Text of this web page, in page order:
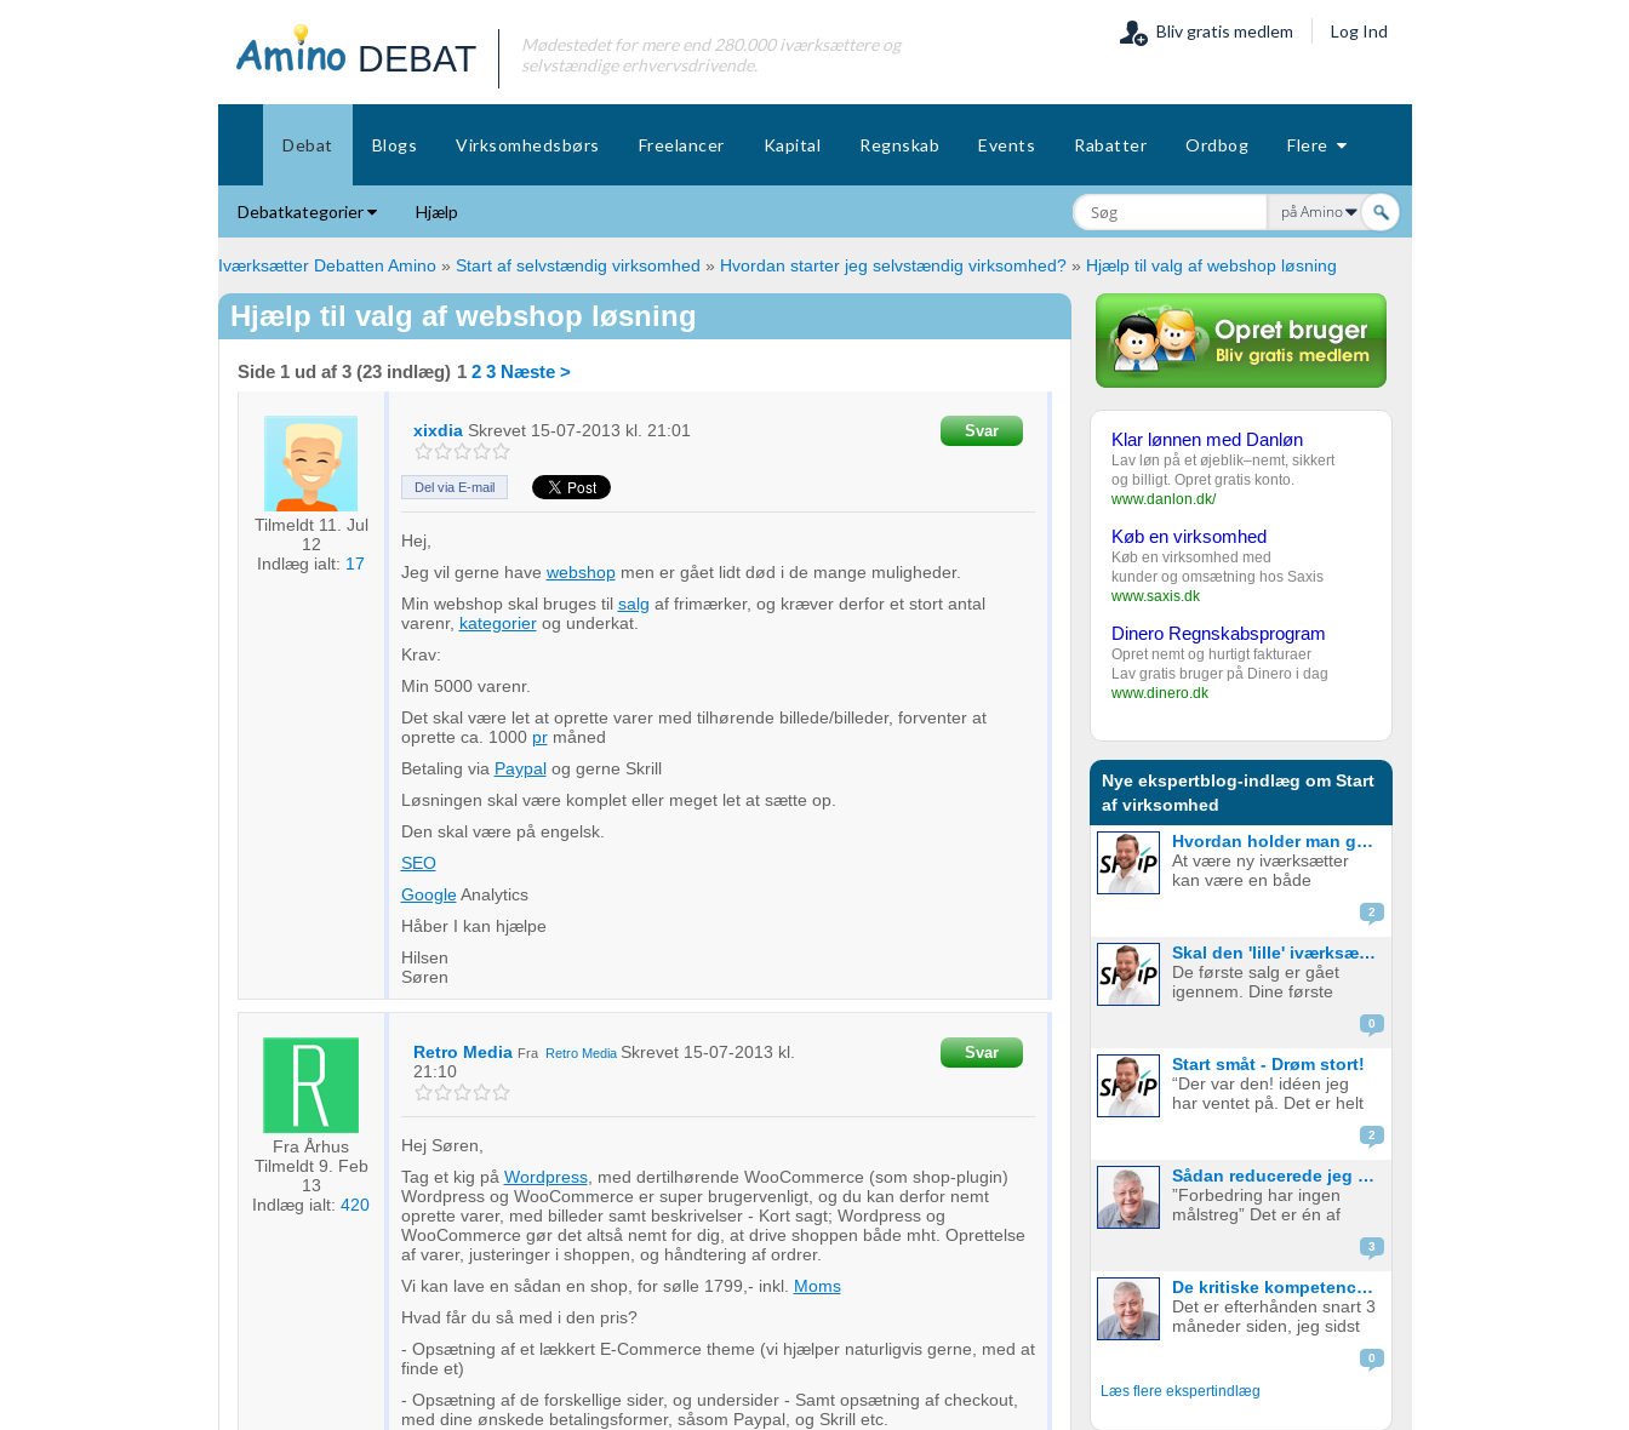
DEBAT
Mødestedet for mere end 280.000 iværksættere og
selvstændige erhvervsdrivende.
Bliv gratis medlem Log Ind
Debat Blogs Virksomhedsbørs Freelancer Kapital Regnskab Events Rabatter Ordbog Flere
Debatkategorier Hjælp på Amino
Iværksætter Debatten Amino » Start af selvstændig virksomhed » Hvordan starter jeg selvstændig virksomhed? » Hjælp til valg af webshop løsning
Hjælp til valg af webshop løsning
Side 1 ud af 3 (23 indlæg) 1 2 3 Næste >
Tilmeldt 11. Jul
12
Indlæg ialt: 17
xixdia Skrevet 15-07-2013 kl. 21:01 Svar
Del via E-mail
Hej,
Jeg vil gerne have webshopmen er gået lidt død i de mange muligheder.
Min webshop skal bruges til salg af frimærker, og kræver derfor et stort antal
varenr, kategorierog underkat.
Krav:
Min 5000 varenr.
Det skal være let at oprette varer med tilhørende billede/billeder, forventer at
oprette ca. 1000 prmåned
Betaling via Paypalog gerne Skrill
Løsningen skal være komplet eller meget let at sætte op.
Den skal være på engelsk.
SEO
GoogleAnalytics
Håber I kan hjælpe
Hilsen
Søren
Fra Århus
Tilmeldt 9. Feb
13
Indlæg ialt: 420
Retro Media Fra Retro Media Skrevet 15-07-2013 kl.
21:10
Svar
Hej Søren,
Tag et kig på Wordpress, med dertilhørende WooCommerce (som shop-plugin)
Wordpress og WooCommerce er super brugervenligt, og du kan derfor nemt
oprette varer, med billeder samt beskrivelser - Kort sagt; Wordpress og
WooCommerce gør det altså nemt for dig, at drive shoppen både mht. Oprettelse
af varer, justeringer i shoppen, og håndtering af ordrer.
Vi kan lave en sådan en shop, for sølle 1799,- inkl. Moms
Hvad får du så med i den pris?
- Opsætning af et lækkert E-Commerce theme (vi hjælper naturligvis gerne, med at
finde et)
- Opsætning af de forskellige sider, og undersider - Samt opsætning af checkout,
med dine ønskede betalingsformer, såsom Paypal, og Skrill etc.
Klar lønnen med Danløn
Lav løn på et øjeblik–nemt, sikkert
og billigt. Opret gratis konto.
www.danlon.dk/
Køb en virksomhed
Køb en virksomhed med
kunder og omsætning hos Saxis
www.saxis.dk
Dinero Regnskabsprogram
Opret nemt og hurtigt fakturaer
Lav gratis bruger på Dinero i dag
www.dinero.dk
Nye ekspertblog-indlæg om Start
af virksomhed
Hvordan holder man gejsten oppe som ny iværksætter?
At være ny iværksætter
kan være en både
følger med at starte egen
virksomhed, er det som
mange jagter, men
2
Skal den 'lille' iværksætter bruge penge på digital marketing?
De første salg er gået
igennem. Dine første
tilfredse. Det virker virkelig
plads, og et marked for dit
produkt. Men hvornår skal
man så tage springet og
0
Start småt - Drøm stort!
“Der var den! idéen jeg
har ventet på. Det er helt
genialt. Det er det her, jeg
skal. Hvem vil IKKE betale
er mange gode
iværksætterhistorier
startet og med god grund.
2
Sådan reducerede jeg min ugentlige arbejdstid med +20 timer og tjente samtidig mange flere penge.
”Forbedring har ingen
målstreg” Det er én af
Jeg er efterhånden blevet
alder). Og selvom jeg
efterhånden har levet
iværksætterlivet i snart 50
3
De kritiske kompetencer til forudsigelig, langtidsholdbar profitabel vækst – og samtidig mindre arbejde - Del 1
Det er efterhånden snart 3
måneder siden, jeg sidst
blogindlæg har handlet
om mine refleksioner om
0
Læs flere ekspertindlæg